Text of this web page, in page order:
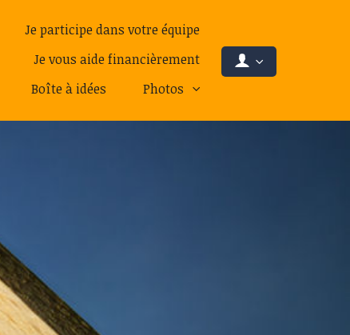
Je participe dans votre équipe
Je vous aide financièrement
Boîte à idées Photos